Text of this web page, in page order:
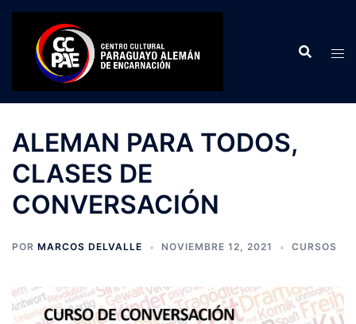
Saltar
contenido
ALEMAN PARA TODOS,
CLASES DE
CONVERSACIÓN
POR MARCOS DELVALLE NOVIEMBRE 12, 2021 CURSOS